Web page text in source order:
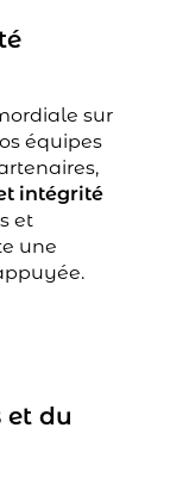
sur
équipes
intégrité
et
une
et du